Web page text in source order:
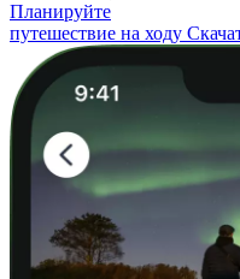
Планируйте
путешествие на ходу